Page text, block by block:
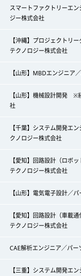
スマートファクトリーエ
ジー株式会社
【沖縄】プロジェクトリ
テクノロジー株式会社
【山形】MBDエンジニア
【山形】機械設計開発 ※
社
【千葉】システム開発エ
クノロジー株式会社
【愛知】回路設計（ロボ
テクノロジー株式会社
【山形】電気電子設計／
【愛知】回路設計（車載
テクノロジー株式会社
CAE解析エンジニア／パ
【三重】システム開発エ